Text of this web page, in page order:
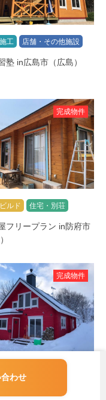
工 店舗・その他施設
塾 in広島市（広島）
完成物件
ルド 住宅・別荘
フリープラン in防府市
完成物件
GB(変) inニセコ（北海
わせ